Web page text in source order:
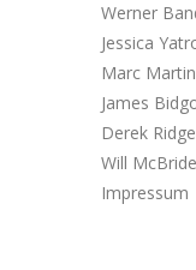
Werner
Jessica
Marc
James
Derek
Will
Impressum